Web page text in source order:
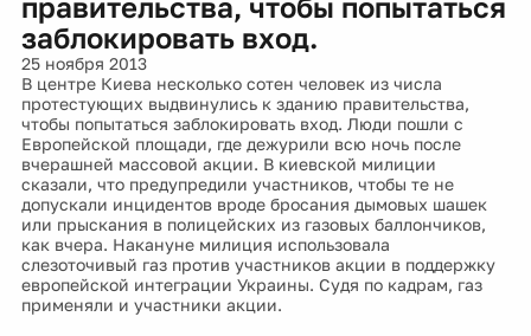
правительства, чтобы попытаться
заблокировать вход.
25 ноября 2013
В центре Киева несколько сотен человек из числа
протестующих выдвинулись к зданию правительства,
чтобы попытаться заблокировать вход. Люди пошли с
Европейской площади, где дежурили всю ночь после
вчерашней массовой акции. В киевской милиции
сказали, что предупредили участников, чтобы те не
допускали инцидентов вроде бросания дымовых шашек
или прыскания в полицейских из газовых баллончиков,
как вчера. Накануне милиция использовала
слезоточивый газ против участников акции в поддержку
европейской интеграции Украины. Судя по кадрам, газ
применяли и участники акции.